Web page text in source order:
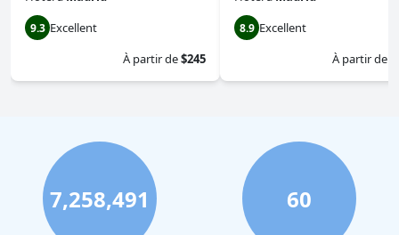
9.3 Excellent
À partir de$245
8.9 Excellent
À partir de
7,258,491 60